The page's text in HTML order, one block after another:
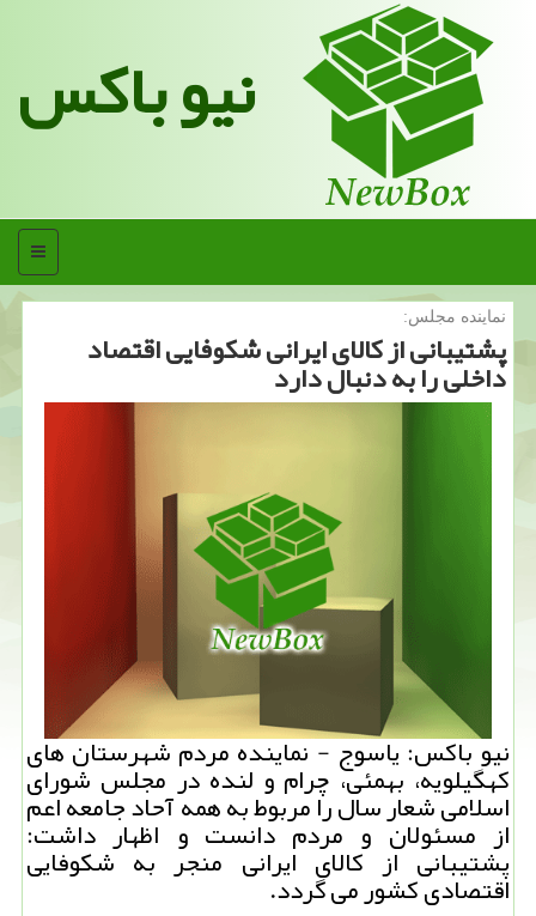
نیو باکس
منو
نماینده مجلس:
پشتیبانی از كالای ایرانی شكوفایی اقتصاد
داخلی را به دنبال دارد
نیو باكس: یاسوج - نماینده مردم شهرستان های
كهگیلویه، بهمئی، چرام و لنده در مجلس شورای
اسلامی شعار سال را مربوط به همه آحاد جامعه اعم
از مسئولان و مردم دانست و اظهار داشت:
پشتیبانی از كالای ایرانی منجر به شكوفایی
اقتصادی كشور می گردد.